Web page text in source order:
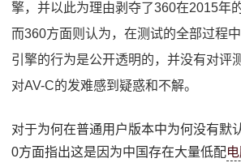
擎，并以此为理由剥夺了360在2015年
而360方面则认为，在测试的全部过程
引擎的行为是公开透明的，并没有对评
对AV-C的发难感到疑惑和不解。
对于为何在普通用户版本中为何没有默
0方面指出这是因为中国存在大量低配